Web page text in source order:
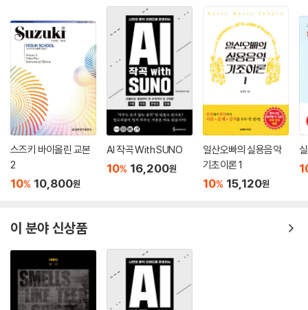
스즈키 바이올린 교본
2
10% 10,800원
AI 작곡 With SUNO
10% 16,200원
일산오빠의 실용음악
기초이론 1
10% 15,120원
이 분야 신상품